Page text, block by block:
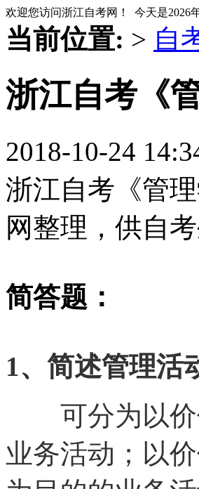
欢迎您访问浙江自考网！ 今天是2026
当前位置: > 自
浙江自考《
2018-10-24
浙江自考《管
网整理，供自
简答题：
1、简述管理活
可分为以价
业务活动；以